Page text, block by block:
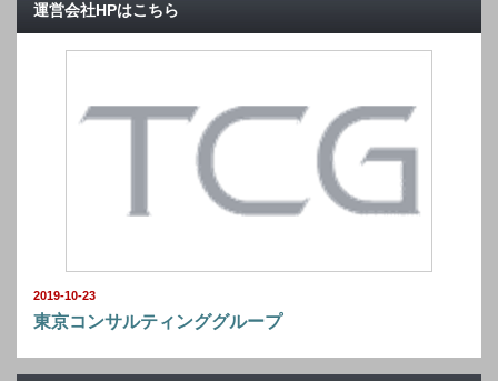
運営会社HPはこちら
2019-10-23
東京コンサルティンググループ